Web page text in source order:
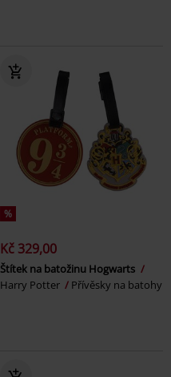
%
Kč 329,00
Štítek na batožinu Hogwarts
Harry Potter
Přívěsky na batohy